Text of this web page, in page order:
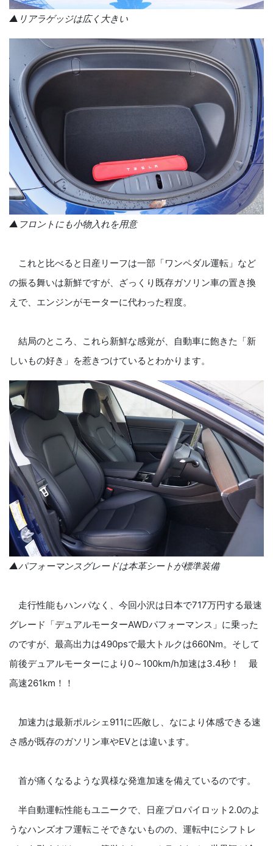
▲リアラゲッジは広く大きい
▲フロントにも小物入れを用意
これと比べると日産リーフは一部「ワンペダル運転」など
の振る舞いは新鮮ですが、ざっくり既存ガソリン車の置き換
えで、エンジンがモーターに代わった程度。
結局のところ、これら新鮮な感覚が、自動車に飽きた「新
しいもの好き」を惹きつけているとわかります。
▲パフォーマンスグレードは本革シートが標準装備
走行性能もハンパなく、今回小沢は日本で717万円する最速
グレード「デュアルモーターAWDパフォーマンス」に乗った
のですが、最高出力は490psで最大トルクは660Nm。そして
前後デュアルモーターにより0～100km/h加速は3.4秒！ 最
高速261km！！
加速力は最新ポルシェ911に匹敵し、なにより体感できる速
さ感が既存のガソリン車やEVとは違います。
首が痛くなるような異様な発進加速を備えているのです。
半自動運転性能もユニークで、日産プロパイロット2.0のよ
うなハンズオフ運転こそできないものの、運転中にシフトレ